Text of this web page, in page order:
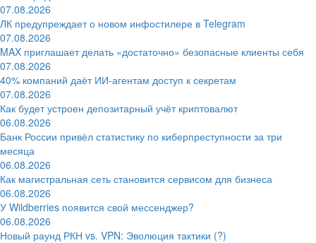
07.08.2026
ЛК предупреждает о новом инфостилере в Telegram
07.08.2026
MAX приглашает делать «достаточно» безопасные клиенты себя
07.08.2026
40% компаний даёт ИИ‑агентам доступ к секретам
07.08.2026
Как будет устроен депозитарный учёт криптовалют
06.08.2026
Банк России привёл статистику по киберпреступности за три
месяца
06.08.2026
Как магистральная сеть становится сервисом для бизнеса
06.08.2026
У Wildberries появится свой мессенджер?
06.08.2026
Новый раунд РКН vs. VPN: Эволюция тактики (?)